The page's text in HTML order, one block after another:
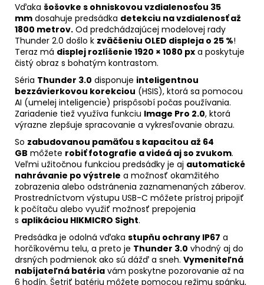
Vďaka šošovke s ohniskovou vzdialenosťou 35
mm dosahuje predsádka detekciu na vzdialenosť až
1800 metrov. Od predchádzajúcej modelovej rady
Thunder 2.0 došlo k zväčšeniu OLED displeja o 25 %!
Teraz má displej rozlíšenie 1920 × 1080 px a poskytuje
čistý obraz s bohatým kontrastom.
Séria Thunder 3.0 disponuje inteligentnou
bezzávierkovou korekciou (HSIS), ktorá sa pomocou
AI (umelej inteligencie) prispôsobí počas používania.
Zariadenie tiež využíva funkciu Image Pro 2.0, ktorá
výrazne zlepšuje spracovanie a vykresľovanie obrazu.
So zabudovanou pamäťou s kapacitou až 64
GB môžete robiť fotografie a videá aj so zvukom.
Veľmi užitočnou funkciou predsádky je aj automatické
nahrávanie po výstrele a možnosť okamžitého
zobrazenia alebo odstránenia zaznamenaných záberov.
Prostredníctvom výstupu USB-C môžete prístroj pripojiť
k počítaču alebo využiť možnosť prepojenia
s aplikáciou HIKMICRO Sight.
Predsádka je odolná vďaka stupňu ochrany IP67 a
horčíkovému telu, a preto je Thunder 3.0 vhodný aj do
drsných podmienok ako sú dážď a sneh. Vymeniteľná
nabíjateľná batéria vám poskytne pozorovanie až na
6 hodín. Šetriť batériu môžete pomocou režimu spánku,